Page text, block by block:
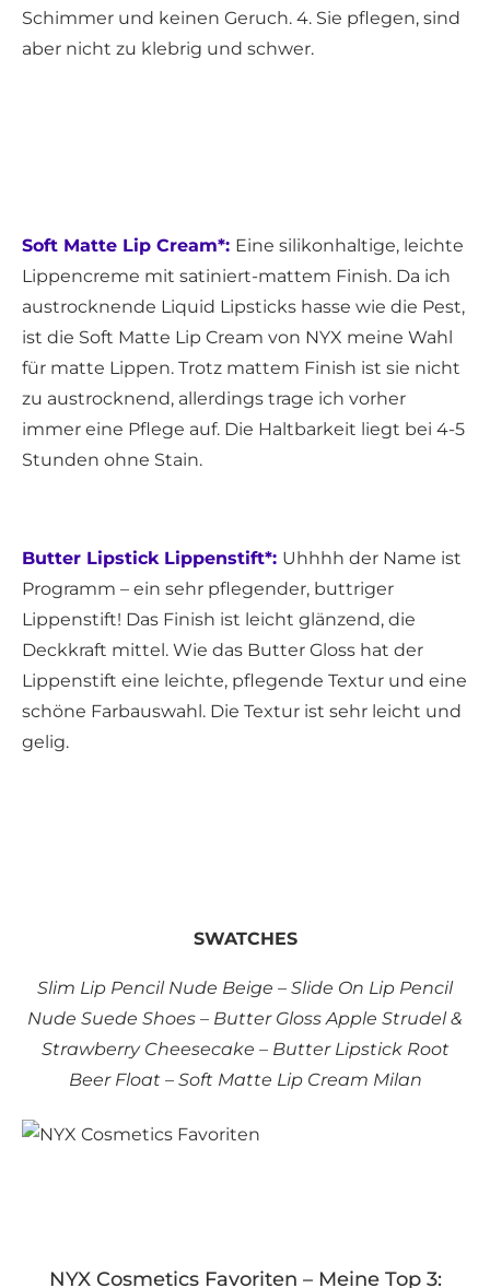
Schimmer und keinen Geruch. 4. Sie pflegen, sind
aber nicht zu klebrig und schwer.
Soft Matte Lip Cream*: Eine silikonhaltige, leichte
Lippencreme mit satiniert-mattem Finish. Da ich
austrocknende Liquid Lipsticks hasse wie die Pest,
ist die Soft Matte Lip Cream von NYX meine Wahl
für matte Lippen. Trotz mattem Finish ist sie nicht
zu austrocknend, allerdings trage ich vorher
immer eine Pflege auf. Die Haltbarkeit liegt bei 4-5
Stunden ohne Stain.
Butter Lipstick Lippenstift*: Uhhhh der Name ist
Programm – ein sehr pflegender, buttriger
Lippenstift! Das Finish ist leicht glänzend, die
Deckkraft mittel. Wie das Butter Gloss hat der
Lippenstift eine leichte, pflegende Textur und eine
schöne Farbauswahl. Die Textur ist sehr leicht und
gelig.
SWATCHES
Slim Lip Pencil Nude Beige – Slide On Lip Pencil
Nude Suede Shoes – Butter Gloss Apple Strudel &
Strawberry Cheesecake – Butter Lipstick Root
Beer Float – Soft Matte Lip Cream Milan
NYX Cosmetics Favoriten – Meine Top 3: